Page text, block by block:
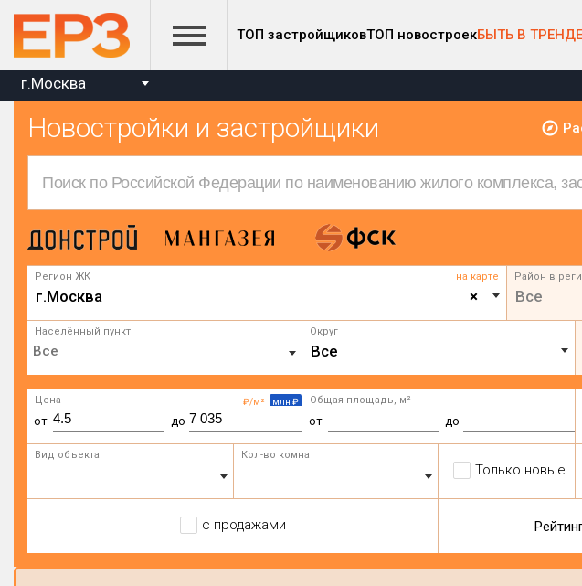
ТОП застройщиковТОП новостроекБЫТЬ В
г.Москва
Новостройки и застройщики
Регион ЖК на карте
×
г.Москва
Район в
Все
Населённый пункт Округ
Все
₽/м² млн ₽
Цена
от до
Общая площадь, м²
от до
Вид объекта Кол-во комнат
Только новые
с продажами